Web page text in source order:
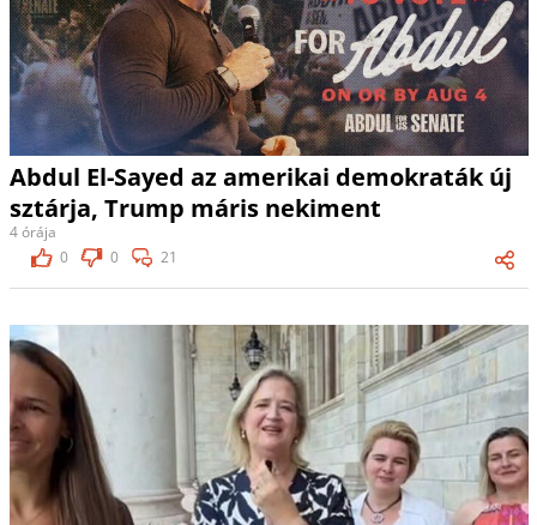
Abdul El-Sayed az amerikai demokraták új
sztárja, Trump máris nekiment
4 órája
0
0 21